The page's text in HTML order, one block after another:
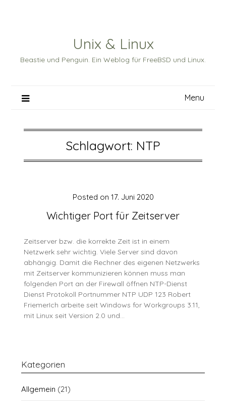
Unix & Linux
Beastie und Penguin. Ein Weblog für FreeBSD und Linux.
Menu
Schlagwort: NTP
Wichtiger Port für Zeitserver
Posted on 17. Juni 2020
Zeitserver bzw. die korrekte Zeit ist in einem
Netzwerk sehr wichtig. Viele Server sind davon
abhängig. Damit die Rechner des eigenen Netzwerks
mit Zeitserver kommunizieren können muss man
folgenden Port an der Firewall öffnen NTP-Dienst
Dienst Protokoll Portnummer NTP UDP 123 Robert
FriemerIch arbeite seit Windows for Workgroups 3.11,
mit Linux seit Version 2.0 und…
Kategorien
Allgemein (21)